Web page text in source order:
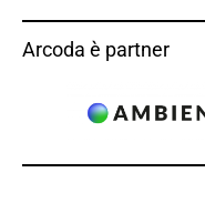
Arcoda è partner